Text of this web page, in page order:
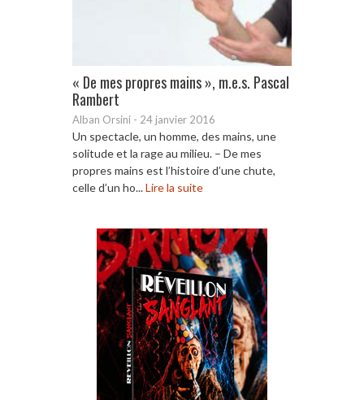
« De mes propres mains », m.e.s. Pascal
Rambert
Alban Orsini - 24 janvier 2016
Un spectacle, un homme, des mains, une
solitude et la rage au milieu. – De mes
propres mains est l’histoire d’une chute,
celle d’un ho...Lire la suite